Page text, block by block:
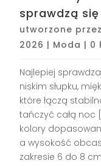
sprawdzą
utworzone
2026 | Moda | 0
Najlepiej
niskim słupku,
które łączą
tańczyć całą noc
kolory
a wysokość
zakresie 6 do 8